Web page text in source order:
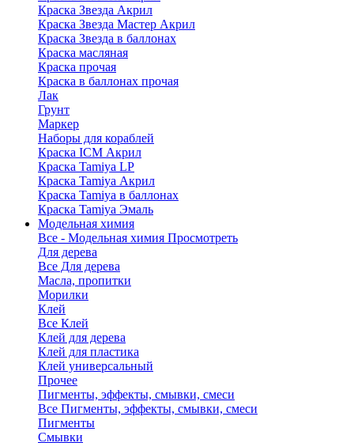
Краска Звезда Акрил
Краска Звезда Мастер Акрил
Краска Звезда в баллонах
Краска масляная
Краска прочая
Краска в баллонах прочая
Лак
Грунт
Маркер
Наборы для кораблей
Краска ICM Акрил
Краска Tamiya LP
Краска Tamiya Акрил
Краска Tamiya в баллонах
Краска Tamiya Эмаль
Модельная химия
Все - Модельная химия Просмотреть
Для дерева
Все Для дерева
Масла, пропитки
Морилки
Клей
Все Клей
Клей для дерева
Клей для пластика
Клей универсальный
Прочее
Пигменты, эффекты, смывки, смеси
Все Пигменты, эффекты, смывки, смеси
Пигменты
Смывки